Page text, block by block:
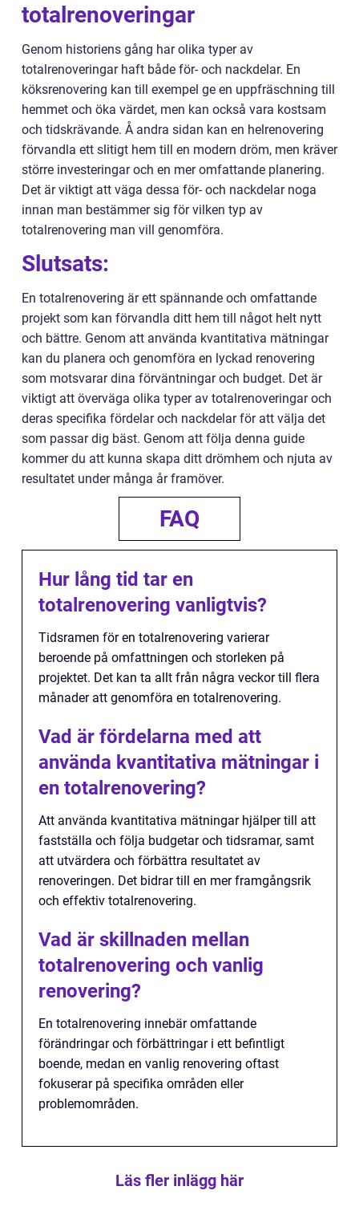
totalrenoveringar
Genom historiens gång har olika typer av
totalrenoveringar haft både för- och nackdelar. En
köksrenovering kan till exempel ge en uppfräschning till
hemmet och öka värdet, men kan också vara kostsam
och tidskrävande. Å andra sidan kan en helrenovering
förvandla ett slitigt hem till en modern dröm, men kräver
större investeringar och en mer omfattande planering.
Det är viktigt att väga dessa för- och nackdelar noga
innan man bestämmer sig för vilken typ av
totalrenovering man vill genomföra.
Slutsats:
En totalrenovering är ett spännande och omfattande
projekt som kan förvandla ditt hem till något helt nytt
och bättre. Genom att använda kvantitativa mätningar
kan du planera och genomföra en lyckad renovering
som motsvarar dina förväntningar och budget. Det är
viktigt att överväga olika typer av totalrenoveringar och
deras specifika fördelar och nackdelar för att välja det
som passar dig bäst. Genom att följa denna guide
kommer du att kunna skapa ditt drömhem och njuta av
resultatet under många år framöver.
FAQ
Hur lång tid tar en
totalrenovering vanligtvis?
Tidsramen för en totalrenovering varierar
beroende på omfattningen och storleken på
projektet. Det kan ta allt från några veckor till flera
månader att genomföra en totalrenovering.
Vad är fördelarna med att
använda kvantitativa mätningar i
en totalrenovering?
Att använda kvantitativa mätningar hjälper till att
fastställa och följa budgetar och tidsramar, samt
att utvärdera och förbättra resultatet av
renoveringen. Det bidrar till en mer framgångsrik
och effektiv totalrenovering.
Vad är skillnaden mellan
totalrenovering och vanlig
renovering?
En totalrenovering innebär omfattande
förändringar och förbättringar i ett befintligt
boende, medan en vanlig renovering oftast
fokuserar på specifika områden eller
problemområden.
Läs fler inlägg här